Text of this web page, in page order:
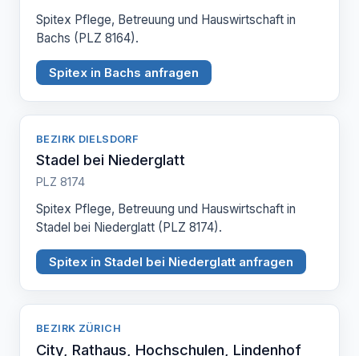
Spitex Pflege, Betreuung und Hauswirtschaft in
Bachs (PLZ 8164).
Spitex in Bachs anfragen
BEZIRK DIELSDORF
Stadel bei Niederglatt
PLZ 8174
Spitex Pflege, Betreuung und Hauswirtschaft in
Stadel bei Niederglatt (PLZ 8174).
Spitex in Stadel bei Niederglatt anfragen
BEZIRK ZÜRICH
City, Rathaus, Hochschulen, Lindenhof